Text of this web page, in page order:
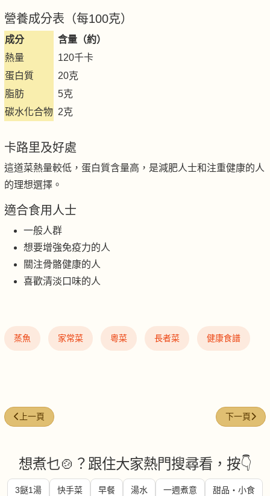
營養成分表（每100克）
成分
含量（約）
熱量
120千卡
蛋白質
20克
脂肪
5克
碳水化合物 2克
卡路里及好處
這道菜熱量較低，蛋白質含量高，是減肥人士和注重健康的人
的理想選擇。
適合食用人士
一般人群
想要增強免疫力的人
關注骨骼健康的人
喜歡清淡口味的人
蒸魚 家常菜 粵菜 長者菜 健康食譜
上一篇文章: 麵醬蒸魚
上一頁 下一篇文章
下一頁
想煮乜🍲？跟住大家熱門搜尋看，按👇
3餸1湯 快手菜 早餐 湯水 一週煮意 甜品・小食